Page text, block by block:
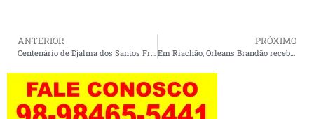
ANTERIOR PRÓXIMO
Em Riachão, Orleans Brandão recebe apoio da prefeita Paula Coelho e defende continuidade do municipalismo.